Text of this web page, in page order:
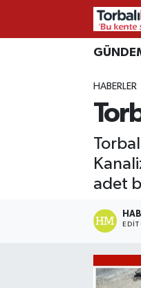
HABERLER
adet
İzmir Nöbetçi
İzmir Hava Durumu
İzmir Namaz
İzmir Trafik
Süper Lig Puan
Tüm Manşetler
Son Dakika